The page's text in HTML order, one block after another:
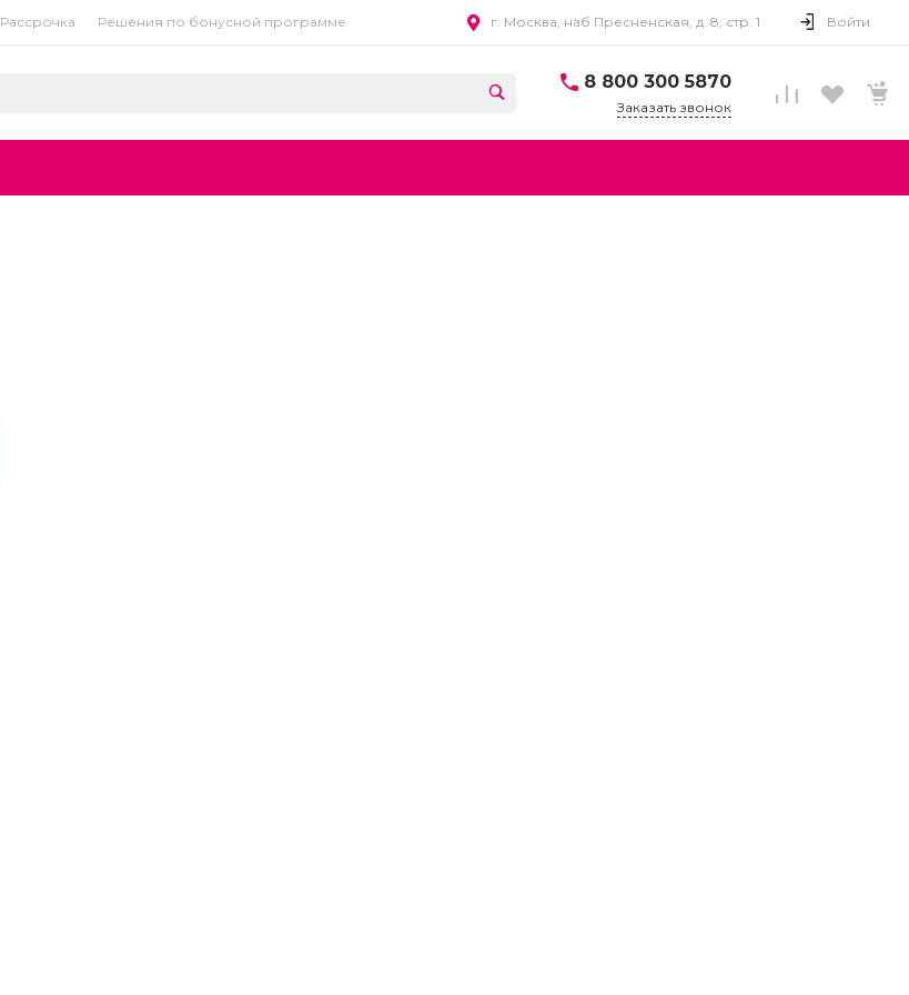
Рассрочка Решения по бонусной программе г. Москва, наб Пресненская, д. 8, стр. 1 Войти
8 800 300 5870
Заказать звонок